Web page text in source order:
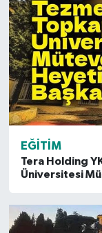
EĞITIM
Tera Holding
Üniversitesi